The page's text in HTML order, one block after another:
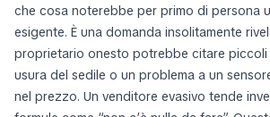
che cosa noterebbe per primo di persona
esigente. È una domanda insolitamente
proprietario onesto potrebbe citare piccoli
usura del sedile o un problema a un
nel prezzo. Un venditore evasivo tende